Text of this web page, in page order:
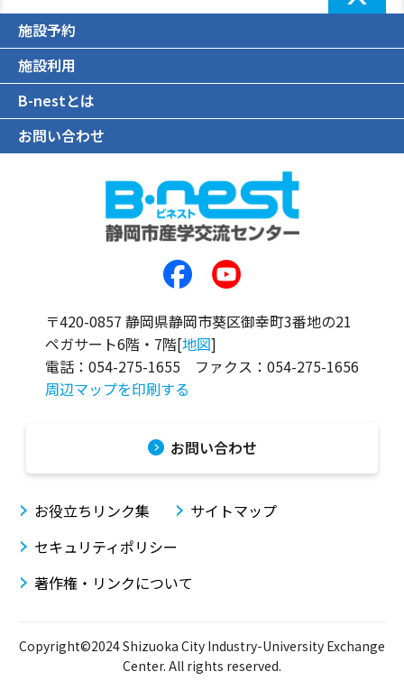
30 日
31 月 13:00 本日の相談担当は大石幸輝
施設予約
施設利用
B-nestとは
お問い合わせ
〒420-0857 静岡県静岡市葵区御幸町3番地の21
ペガサート6階・7階[地図]
電話： 054-275-1655 ファクス： 054-275-1656
周辺マップを印刷する
お問い合わせ
お役立ちリンク集
サイトマップ
セキュリティポリシー
著作権・リンクについて
Copyright©2024 Shizuoka City Industry-University Exchange
Center. All rights reserved.